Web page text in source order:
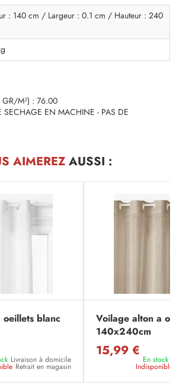
: 140 cm / Largeur : 0.1 cm / Hauteur : 240
GR/M²) : 76.00
SECHAGE EN MACHINE - PAS DE
AIMEREZAUSSI :
blanc
Livraison à domicile
Retrait en magasin
Voilage alton a
140x240cm
15,99 €
En stock
Indisponible